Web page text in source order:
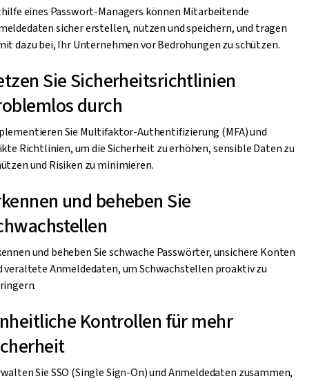
eines Passwort-Managers können Mitarbeitende
sicher erstellen, nutzen und speichern, und tragen
dazu bei, Ihr Unternehmen vor Bedrohungen zu schützen.
Sie Sicherheitsrichtlinien
durch
Sie Multifaktor-Authentifizierung (MFA) und
Richtlinien, um die Sicherheit zu erhöhen, sensible Daten zu
und Risiken zu minimieren.
und beheben Sie
und beheben Sie schwache Passwörter, unsichere Konten
veraltete Anmeldedaten, um Schwachstellen proaktiv zu
Kontrollen für mehr
Sie SSO (Single Sign-On) und Anmeldedaten zusammen,